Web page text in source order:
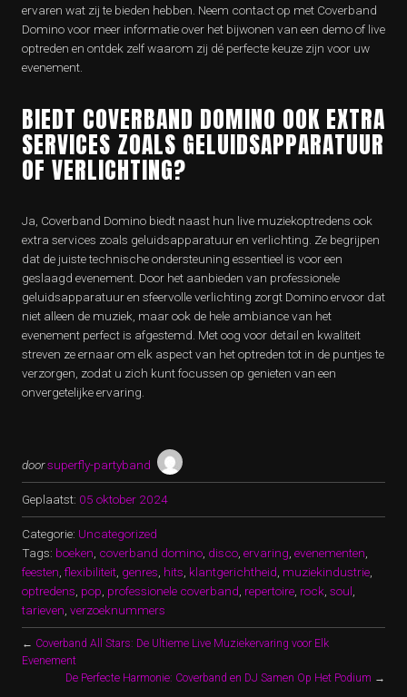
ervaren wat zij te bieden hebben. Neem contact op met Coverband
Domino voor meer informatie over het bijwonen van een demo of live
optreden en ontdek zelf waarom zij dé perfecte keuze zijn voor uw
evenement.
BIEDT COVERBAND DOMINO OOK EXTRA
SERVICES ZOALS GELUIDSAPPARATUUR
OF VERLICHTING?
Ja, Coverband Domino biedt naast hun live muziekoptredens ook
extra services zoals geluidsapparatuur en verlichting. Ze begrijpen
dat de juiste technische ondersteuning essentieel is voor een
geslaagd evenement. Door het aanbieden van professionele
geluidsapparatuur en sfeervolle verlichting zorgt Domino ervoor dat
niet alleen de muziek, maar ook de hele ambiance van het
evenement perfect is afgestemd. Met oog voor detail en kwaliteit
streven ze ernaar om elk aspect van het optreden tot in de puntjes te
verzorgen, zodat u zich kunt focussen op genieten van een
onvergetelijke ervaring.
doorsuperfly-partyband
Geplaatst: 05 oktober 2024
Categorie: Uncategorized
Tags: boeken coverband domino disco ervaring evenementen
feesten flexibiliteit genres hits klantgerichtheid muziekindustrie
optredens pop professionele coverband repertoire rock soul
tarieven verzoeknummers
← Coverband All Stars: De Ultieme Live Muziekervaring voor Elk
Evenement
De Perfecte Harmonie: Coverband en DJ Samen Op Het Podium →